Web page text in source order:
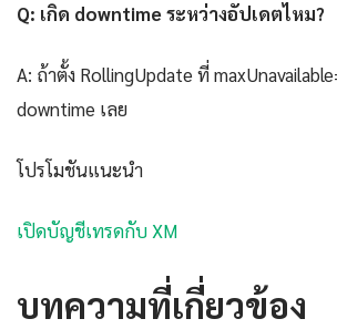
Q: เกิด downtime ระหว่างอัปเดตไหม?
A: ถ้าตั้ง RollingUpdate ที่
downtime เลย
โปรโมชันแนะนำ
เปิดบัญชีเทรดกับ XM
บทความที่เกี่ยวข้อง